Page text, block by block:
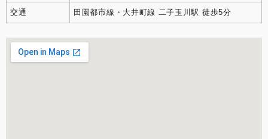
交通 田園都市線・大井町線 二子玉川駅 徒歩5分